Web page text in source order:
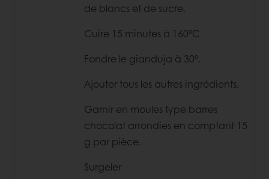
de blancs et de sucre.
Cuire 15 minutes à 160°C
Fondre le gianduja à 30°.
Ajouter tous les autres ingrédients.
Garnir en moules type barres
chocolat arrondies en comptant 15
g par pièce.
Surgeler